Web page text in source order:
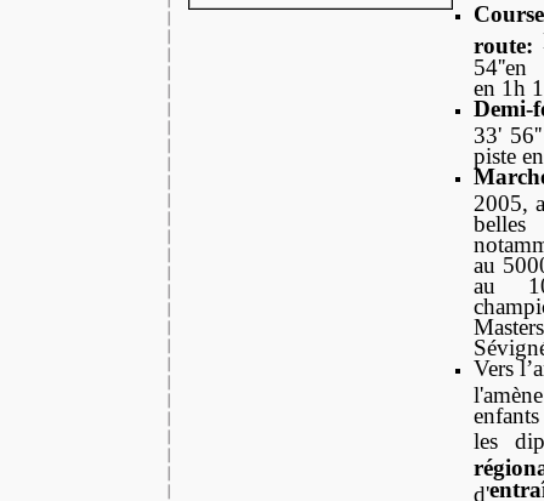
route:
54''en
en 1h
Demi-
33'
piste
2005,
au
au
Vers
les
d'